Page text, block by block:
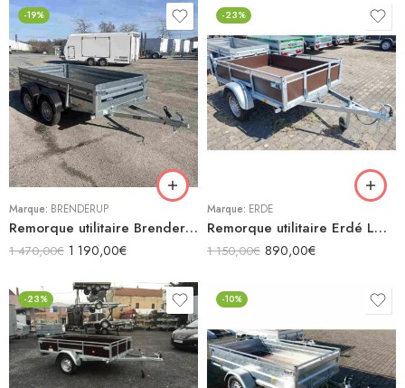
-19%
Marque: BRENDERUP
Remorque utilitaire Brenderup 2260 STUB
1 470,00€ 1 190,00€
-23%
Marque: ERDÉ
Remorque utilitaire Erdé LC201
1 150,00€ 890,00€
-23% -10%